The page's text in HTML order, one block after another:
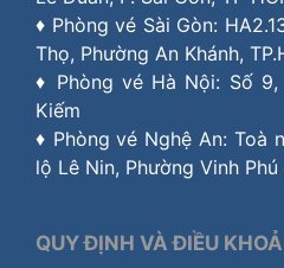
♦ Phòng vé Sài Gòn:
Thọ, Phường An Khánh,
♦ Phòng vé Hà Nội: Số
Kiếm
♦ Phòng vé Nghệ An: Toà
lộ Lê Nin, Phường Vinh Phú
QUY ĐỊNH VÀ ĐIỀU